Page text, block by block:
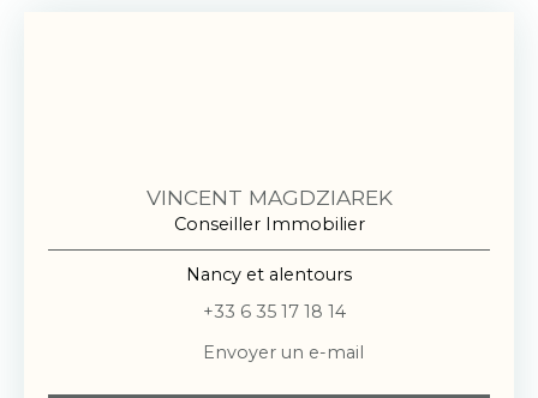
VINCENT MAGDZIAREK
Conseiller Immobilier
Nancy et alentours
+33 6 35 17 18 14
Envoyer un e-mail